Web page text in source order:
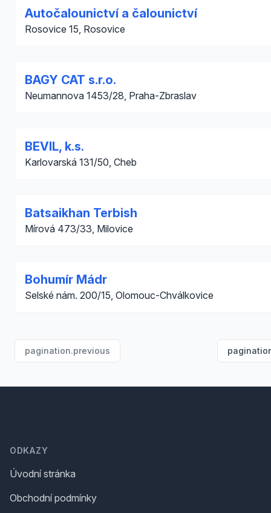
Autočalounictví a čalounictví
Rosovice 15, Rosovice
BAGY CAT s.r.o.
Neumannova 1453/28, Praha-Zbraslav
BEVIL, k.s.
Karlovarská 131/50, Cheb
Batsaikhan Terbish
Mírová 473/33, Milovice
Bohumír Mádr
Selské nám. 200/15, Olomouc-Chválkovice
pagination.previous
ODKAZY
Úvodní stránka
Obchodní podmínky